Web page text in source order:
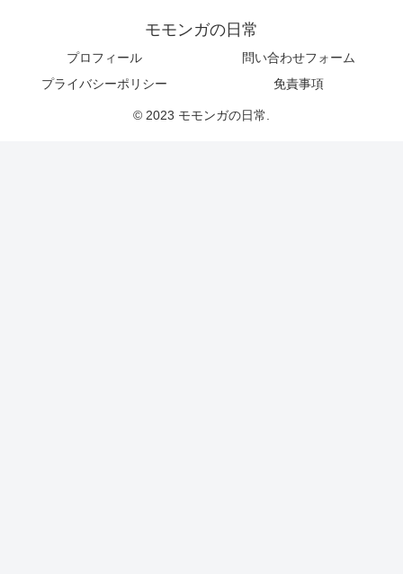
モモンガの日常
プロフィール
問い合わせフォーム
プライバシーポリシー
免責事項
© 2023 モモンガの日常.